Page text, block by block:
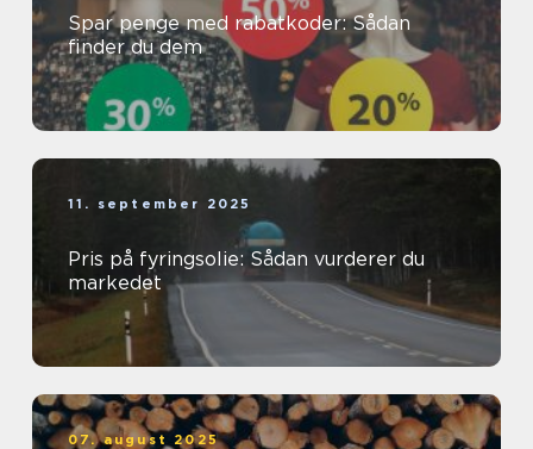
Spar penge med rabatkoder: Sådan
finder du dem
11. september 2025
Pris på fyringsolie: Sådan vurderer du
markedet
07. august 2025